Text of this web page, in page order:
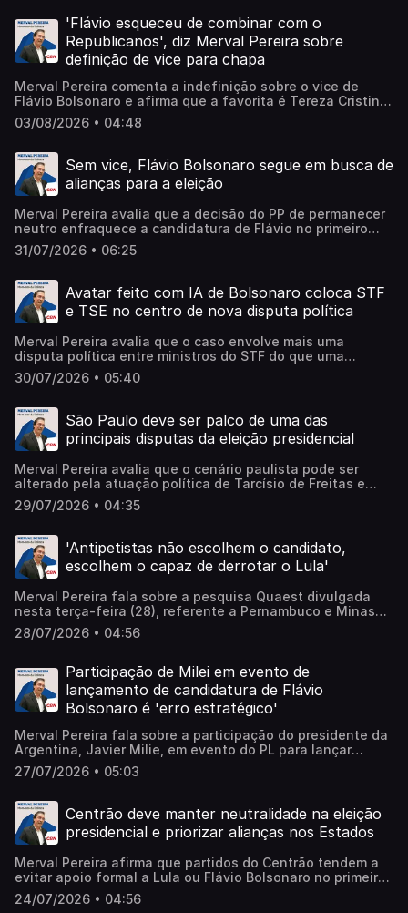
'Flávio esqueceu de combinar com o
Republicanos', diz Merval Pereira sobre
definição de vice para chapa
Merval Pereira comenta a indefinição sobre o vice de
Flávio Bolsonaro e afirma que a favorita é Tereza Cristina,
mas diz que Flávio 'esqueceu de combinar isso com o
Republicanos', partido que quer manter a neutralidade.
megaphone.fm/adchoices
03/08/2026 • 04:48
Sem vice, Flávio Bolsonaro segue em busca de
alianças para a eleição
Merval Pereira avalia que a decisão do PP de permanecer
neutro enfraquece a candidatura de Flávio no primeiro
turno, embora o apoio da direita possa ocorrer em uma
eventual segunda etapa da disputa. Learn more about
31/07/2026 • 06:25
Avatar feito com IA de Bolsonaro coloca STF
e TSE no centro de nova disputa política
Merval Pereira avalia que o caso envolve mais uma
disputa política entre ministros do STF do que uma
discussão técnica sobre o uso de inteligência artificial em
campanhas eleitorais. Learn more about your ad choices.
30/07/2026 • 05:40
São Paulo deve ser palco de uma das
principais disputas da eleição presidencial
Merval Pereira avalia que o cenário paulista pode ser
alterado pela atuação política de Tarcísio de Freitas e
pela aliança entre Gilberto Kassab e Ronaldo Caiado.
Learn more about your ad choices. Visit
29/07/2026 • 04:35
'Antipetistas não escolhem o candidato,
escolhem o capaz de derrotar o Lula'
Merval Pereira fala sobre a pesquisa Quaest divulgada
nesta terça-feira (28), referente a Pernambuco e Minas
Gerais. O estado da região sudeste passou a refletir o
cenário eleitoral nacional. "Sempre terá esse empate
que eles chegarão 'embolados' no segundo turno", afirma.
Ouça. Learn more about your ad choices. Visit
megaphone.fm/adchoices
28/07/2026 • 04:56
Participação de Milei em evento de
lançamento de candidatura de Flávio
Bolsonaro é 'erro estratégico'
Merval Pereira fala sobre a participação do presidente da
Argentina, Javier Milie, em evento do PL para lançar
candidatura de Flávio Bolsonaro à Presidência da
República. Na análise de Merval, linguajar e
'inadequados'. Ouça! Learn more about your ad choices.
Visit megaphone.fm/adchoices
27/07/2026 • 05:03
Centrão deve manter neutralidade na eleição
presidencial e priorizar alianças nos Estados
Merval Pereira afirma que partidos do Centrão tendem a
evitar apoio formal a Lula ou Flávio Bolsonaro no primeiro
turno. Learn more about your ad choices. Visit
megaphone.fm/adchoices
24/07/2026 • 04:56